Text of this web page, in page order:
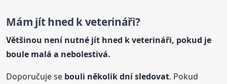
Mám jít hned k veterináři?
Většinou není nutné jít hned k veterináři, pokud je
boule malá a nebolestivá.
Doporučuje se bouli několik dní sledovat. Pokud